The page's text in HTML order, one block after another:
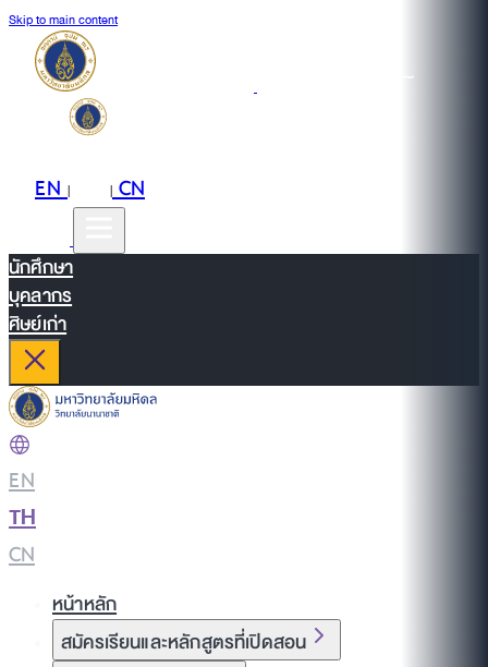
Skip to main content
EN| |CN
นักศึกษา
บุคลากร
ศิษย์เก่า
EN
TH
CN
หน้าหลัก
สมัครเรียนและหลักสูตรที่เปิดสอน